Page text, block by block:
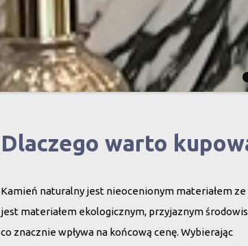
Dlaczego warto
Kamień naturalny jest nieocenionym materiałem
jest materiałem ekologicznym, przyjaznym
co znacznie wpływa na końcową cenę. Wybierając